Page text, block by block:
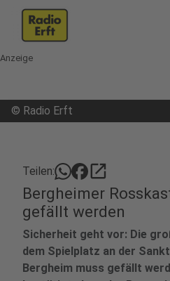
Anzeige
© Radio Erft
Teilen: open_in_new
Bergheimer
gefällt werden
Sicherheit geht vor: Die
dem Spielplatz an der
Bergheim muss gefällt